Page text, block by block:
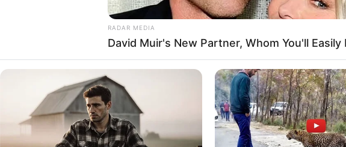
RADAR MEDIA
David Muir's New Partner, Whom You'll Easily